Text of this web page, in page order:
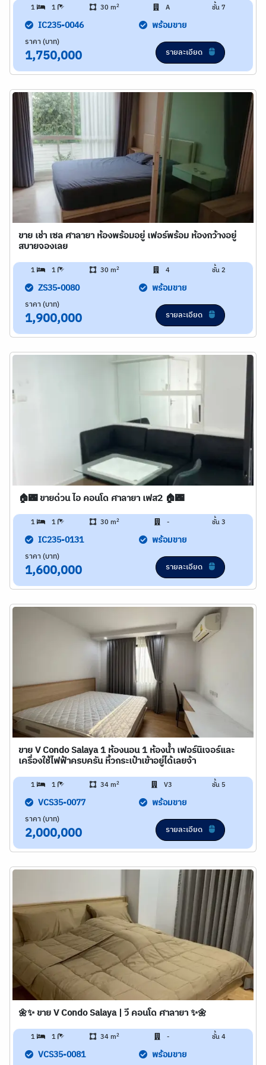
1 1 30 m2 A ชั้น 7
IC235-0046 พร้อมขาย
ราคา (บาท)
1,750,000 รายละเอียด
ขาย เช่า เซล ศาลายา ห้องพร้อมอยู่ เฟอร์พร้อม ห้องกว้างอยู่
สบายจองเลย
1 1 30 m2 4 ชั้น 2
ZS35-0080 พร้อมขาย
ราคา (บาท)
1,900,000 รายละเอียด
🏠🌃 ขายด่วน ไอ คอนโด ศาลายา เฟส2 🏠🌃
1 1 30 m2 - ชั้น 3
IC235-0131 พร้อมขาย
ราคา (บาท)
1,600,000 รายละเอียด
ขาย V Condo Salaya 1 ห้องนอน 1 ห้องน้ำ เฟอร์นิเจอร์และ
เครื่องใช้ไฟฟ้าครบครัน หิ้วกระเป๋าเข้าอยู่ได้เลยจ้า
1 1 34 m2 V3 ชั้น 5
VCS35-0077 พร้อมขาย
ราคา (บาท)
2,000,000 รายละเอียด
🌼✨ ขาย V Condo Salaya | วี คอนโด ศาลายา ✨🌼
1 1 34 m2 - ชั้น 4
VCS35-0081 พร้อมขาย